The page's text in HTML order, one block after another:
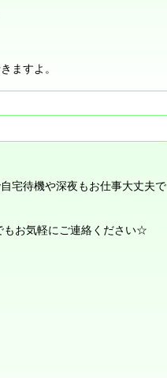
ますよ。
宅待機や深夜もお仕事大丈夫で
もお気軽にご連絡ください☆